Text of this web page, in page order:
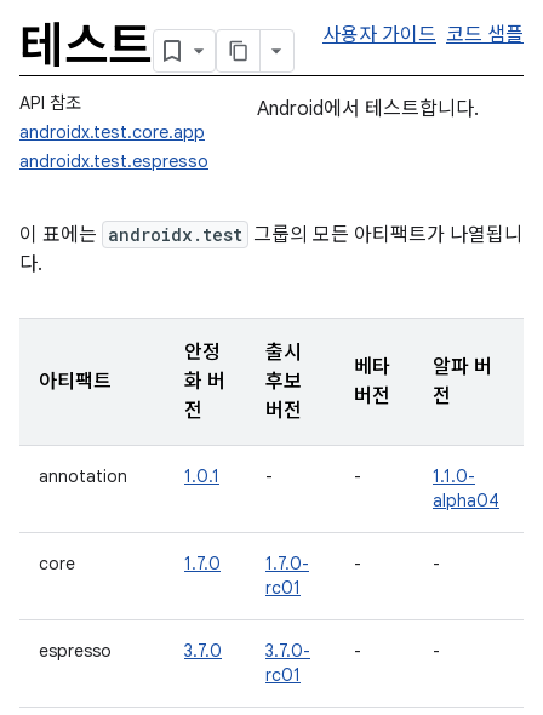
테스트 사용자 가이드 코드 샘플
API 참조
androidx.test.core.app
androidx.test.espresso
Android에서 테스트합니다.
이 표에는 androidx.test 그룹의 모든 아티팩트가 나열됩니
다.
아티팩트
안정
화 버
전
출시
후보
버전
베타
버전
알파 버
전
annotation 1.0.1 - -
1.1.0-
alpha04
core 1.7.0
1.7.0-
rc01
- -
espresso 3.7.0
3.7.0-
rc01
- -